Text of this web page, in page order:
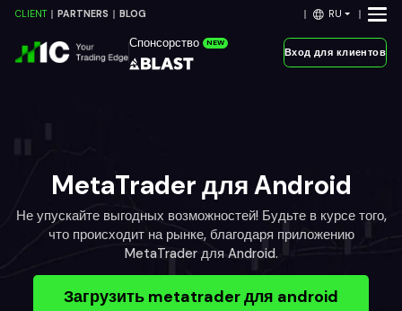
CLIENT PARTNERS BLOG RU
Спонсорство NEW
Вход для клиентов
MetaTrader для Android
Не упускайте выгодных возможностей! Будьте в курсе того,
что происходит на рынке, благодаря приложению
MetaTrader для Android.
Загрузить metatrader для android